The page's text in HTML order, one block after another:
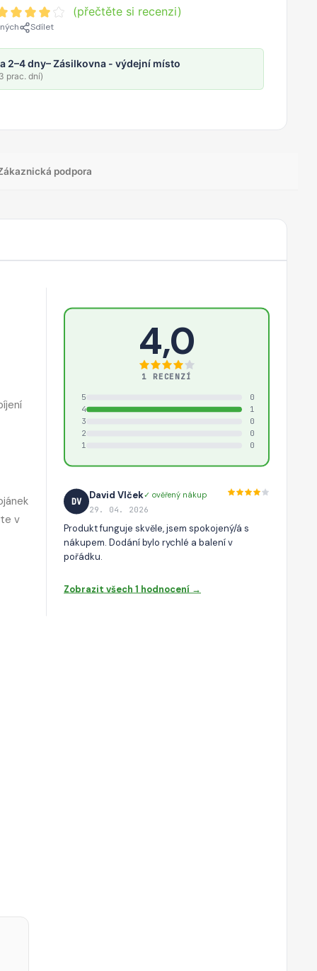
(přečtěte si recenzi)
Sdílet
2–4 dny– Zásilkovna - výdejní místo
prac. dní)
podpora
v
4,0
1 RECENZÍ
5
0
4
1
3
0
2
0
1
0
DV
David Vlček✓ ověřený nákup
29. 04. 2026
Produkt funguje skvěle, jsem spokojený/á s
nákupem. Dodání bylo rychlé a balení v
pořádku.
Zobrazit všech 1 hodnocení →